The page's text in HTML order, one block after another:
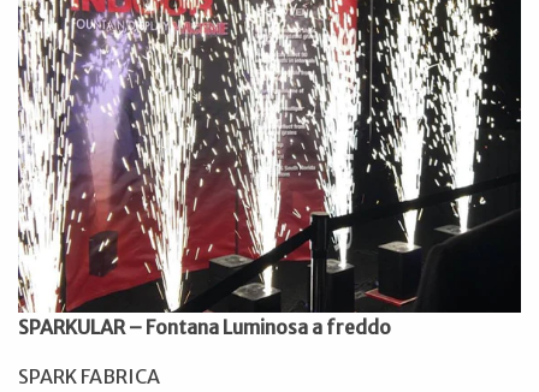
SPARKULAR – Fontana Luminosa a freddo
SPARK FABRICA